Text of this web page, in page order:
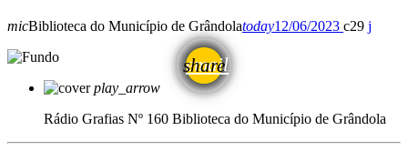
micBiblioteca do Município de Grândolatoday12/06/2023 29
share
email
play_arrow
Rádio Grafias Nº 160 Biblioteca do Município de Grândola